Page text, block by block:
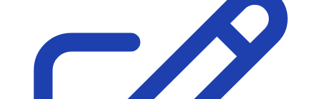
На допомогу військовим
Медична термінологія жестовою мовою